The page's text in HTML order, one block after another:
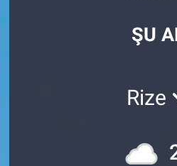
ŞU
Rize
Son Dakika Haberleri